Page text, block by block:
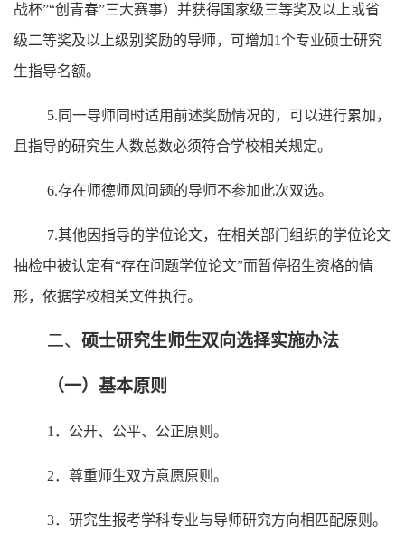
战杯”“创青春”三大赛事）并获得国家级三等奖及以上或省
级二等奖及以上级别奖励的导师，可增加1个专业硕士研究
生指导名额。
5. 同一导师同时适用前述奖励情况的，可以进行累加，
且指导的研究生人数总数必须符合学校相关规定。
6.存在师德师风问题的导师不参加此次双选。
7.其他因指导的学位论文， 在相关部门组织的学位论文
抽检中被认定有“存在问题学位论文”而暂停招生资格的情
形，依据学校相关文件执行。
二、 硕士研究生师生双向选择实施办法
（一）基本原则
1 ．公开、公平、公正原则。
2．尊重师生双方意愿原则。
3．研究生报考学科专业与导师研究方向相匹配原则。